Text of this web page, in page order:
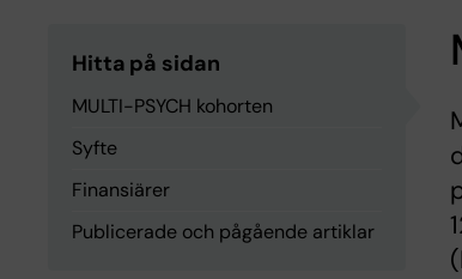
Hitta på sidan
MULTI-PSYCH kohorten
Syfte
Finansiärer
Publicerade och pågående artiklar